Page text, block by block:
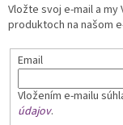
Vložte svoj e-mail a
produktoch na našom
Email
Vložením e-mailu
údajov.